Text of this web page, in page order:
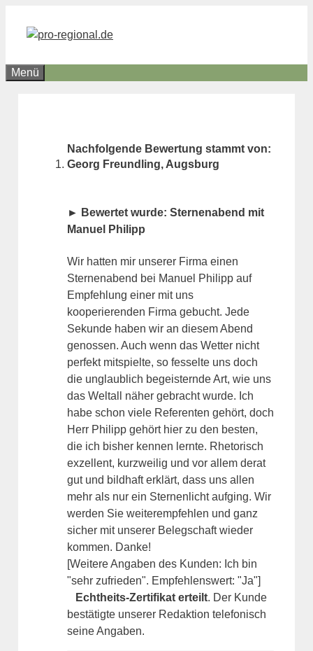
Inhalt
Menü
Nachfolgende Bewertung stammt von:
Georg Freundling, Augsburg
► Bewertet wurde: Sternenabend mit
Manuel Philipp
Wir hatten mir unserer Firma einen
Sternenabend bei Manuel Philipp auf
Empfehlung einer mit uns
kooperierenden Firma gebucht. Jede
Sekunde haben wir an diesem Abend
genossen. Auch wenn das Wetter nicht
perfekt mitspielte, so fesselte uns doch
die unglaublich begeisternde Art, wie uns
das Weltall näher gebracht wurde. Ich
habe schon viele Referenten gehört, doch
Herr Philipp gehört hier zu den besten,
die ich bisher kennen lernte. Rhetorisch
exzellent, kurzweilig und vor allem derat
gut und bildhaft erklärt, dass uns allen
mehr als nur ein Sternenlicht aufging. Wir
werden Sie weiterempfehlen und ganz
sicher mit unserer Belegschaft wieder
kommen. Danke!
[Weitere Angaben des Kunden: Ich bin
"sehr zufrieden". Empfehlenswert: "Ja"]
Echtheits-Zertifikat erteilt. Der Kunde
bestätigte unserer Redaktion telefonisch
seine Angaben.